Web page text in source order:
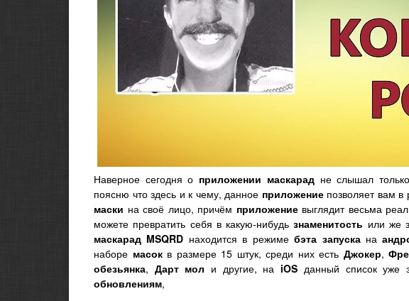
Наверное сегодня о приложении маскарадне слышал
поясню что здесь и к чему, данное приложениепозволяет вам в
маски на своё лицо, причём приложениевыглядит весьма
можете превратить себя в какую-нибудьзнаменитость или же
маскарад MSQRD находится в режимебэта запускана
наборе масокв размере 15 штук, среди них есть Джокер,
обезьянка, Дарт мол и другие, на iOS данный список уже
обновлениям,